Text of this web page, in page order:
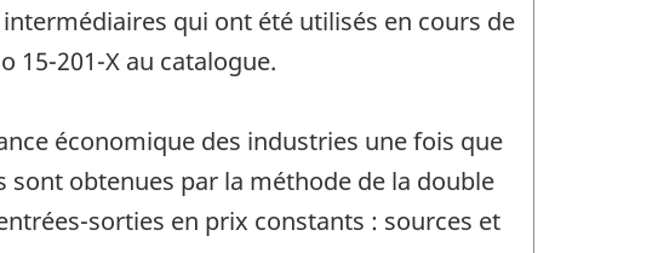
qui ont été utilisés en cours de
15-201-X au catalogue.
économique des industries une fois que
obtenues par la méthode de la double
sorties en prix constants : sources et